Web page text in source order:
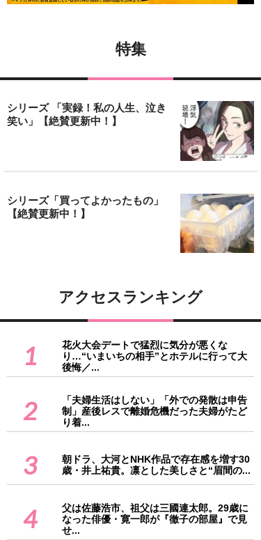
特集
シリーズ 「実録！私の人生、泣き
笑い」【絶賛更新中！】
シリーズ「買ってよかったもの」
【絶賛更新中！】
アクセスランキング
1
花火大会デートで猛烈に気分が悪くな
り…“いまいちの相手”とホテルに行って大
後悔／...
2
「夫婦生活はしない」「外での発散は申告
制」産後レスで離婚危機だった夫婦がたど
り着...
3
朝ドラ、大河とNHK作品で存在感を増す30
歳・井上祐貴。凛とした美しさと“眉間の...
4
父は佐藤浩市、祖父は三國連太郎。29歳に
なった俳優・寛一郎が『徹子の部屋』で見
せ...